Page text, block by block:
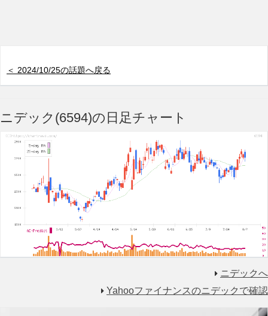
＜ 2024/10/25の話題へ戻る
ニデック(6594)の日足チャート
ニデックへ
Yahooファイナンスのニデックで確認